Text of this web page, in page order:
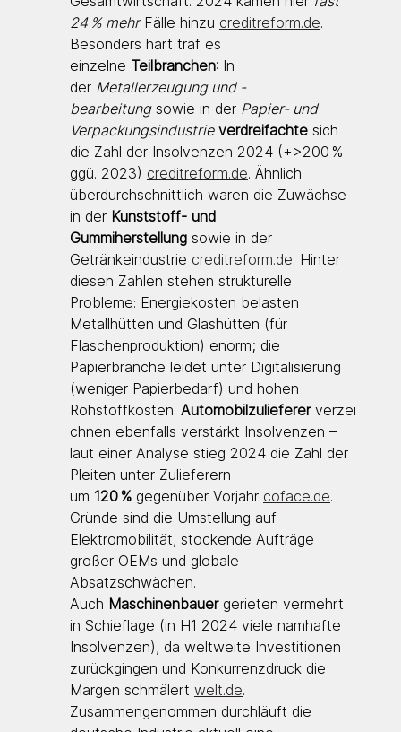
24 % mehr Fälle hinzu creditreform.de.
Besonders hart traf es
einzelne Teilbranchen: In
der Metallerzeugung und -
bearbeitung sowie in der Papier- und
Verpackungsindustrie verdreifachte sich
die Zahl der Insolvenzen 2024 (+>200 %
ggü. 2023) creditreform.de. Ähnlich
überdurchschnittlich waren die Zuwächse
in der Kunststoff- und
Gummiherstellung sowie in der
Getränkeindustrie creditreform.de. Hinter
diesen Zahlen stehen strukturelle
Probleme: Energiekosten belasten
Metallhütten und Glashütten (für
Flaschenproduktion) enorm; die
Papierbranche leidet unter Digitalisierung
(weniger Papierbedarf) und hohen
Rohstoffkosten. Automobilzulieferer verzei
chnen ebenfalls verstärkt Insolvenzen –
laut einer Analyse stieg 2024 die Zahl der
Pleiten unter Zulieferern
um 120 % gegenüber Vorjahr coface.de.
Gründe sind die Umstellung auf
Elektromobilität, stockende Aufträge
großer OEMs und globale
Absatzschwächen.
Auch Maschinenbauer gerieten vermehrt
in Schieflage (in H1 2024 viele namhafte
Insolvenzen), da weltweite Investitionen
zurückgingen und Konkurrenzdruck die
Margen schmälert welt.de.
Zusammengenommen durchläuft die